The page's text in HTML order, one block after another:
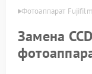
Фотоаппарат
Замена